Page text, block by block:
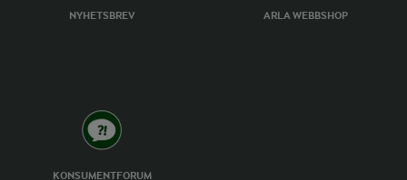
NYHETSBREV ARLA WEBBSHOP
KONSUMENTFORUM